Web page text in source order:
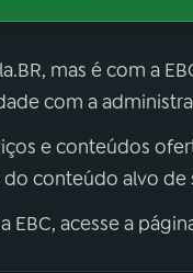
mas é com a
com a
e conteúdos
conteúdo alvo de
EBC, acesse a